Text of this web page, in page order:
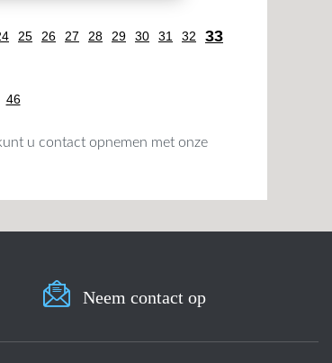
25 26 27 28 29 30 31 32 33
46
u contact opnemen met onze
Neem contact op